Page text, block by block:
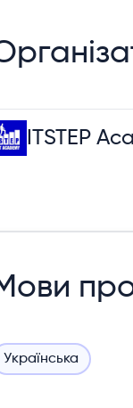
ITSTEP
Українська